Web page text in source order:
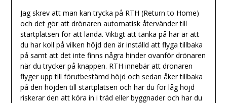
Jag skrev att man kan trycka på RTH (Return to Home)
och det gör att drönaren automatisk återvänder till
startplatsen för att landa. Viktigt att tänka på här är att
du har koll på vilken höjd den är inställd att flyga tillbaka
på samt att det inte finns några hinder ovanför drönaren
när du trycker på knappen. RTH innebär att drönaren
flyger upp till förutbestämd höjd och sedan åker tillbaka
på den höjden till startplatsen och har du för låg höjd
riskerar den att köra in i träd eller byggnader och har du